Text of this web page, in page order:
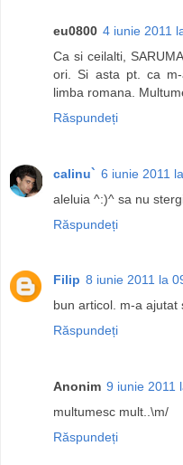
eu0800 4 iunie 2011
Ca si ceilalti,
ori. Si asta pt. ca
limba romana.
Răspundeți
calinu` 6 iunie 2011
aleluia ^:)^ sa nu
Răspundeți
Filip 8 iunie 2011 la
bun articol. m-a ajutat
Răspundeți
Anonim 9 iunie 2011
multumesc mult..\m/
Răspundeți